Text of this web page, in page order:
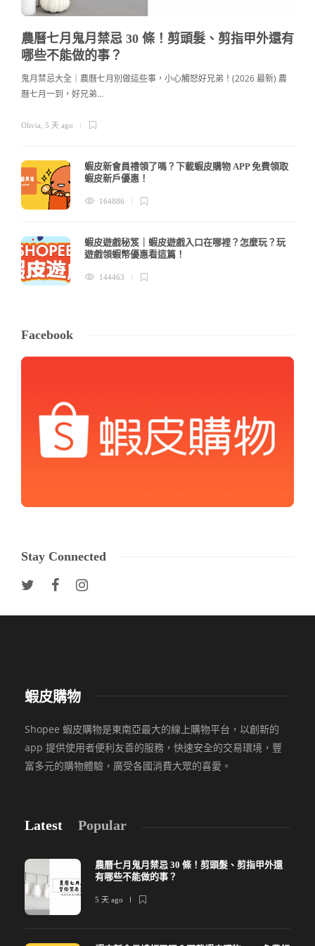
農曆七月鬼月禁忌 30 條！剪頭髮、剪指甲外還有
哪些不能做的事？
鬼月禁忌大全｜農曆七月別做這些事，小心觸怒好兄弟！(2026 最新) 農
曆七月一到，好兄弟…
Olivia 5 天 ago
蝦皮新會員禮領了嗎？下載蝦皮購物 APP 免費領取
蝦皮新戶優惠！
164886
蝦皮遊戲秘笈｜蝦皮遊戲入口在哪裡？怎麼玩？玩
遊戲領蝦幣優惠看這篇！
144463
Facebook
Stay Connected
蝦皮購物
Shopee 蝦皮購物是東南亞最大的線上購物平台，以創新的
app 提供使用者便利友善的服務，快速安全的交易環境，豐
富多元的購物體驗，廣受各國消費大眾的喜愛。
Latest Popular
農曆七月鬼月禁忌 30 條！剪頭髮、剪指甲外還
有哪些不能做的事？
5 天 ago